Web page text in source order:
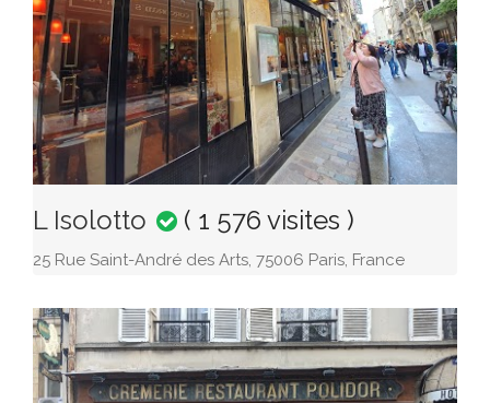
L Isolotto ( 1 576 visites )
25 Rue Saint-André des Arts, 75006 Paris, France